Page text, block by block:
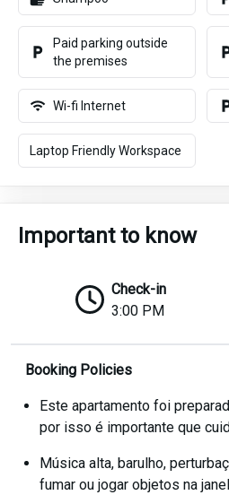
Paid parking outside
the premises
Wi-fi Internet
Laptop Friendly Workspace
Important to know
Check-in
3:00 PM
Booking Policies
Este apartamento foi
por isso é importante que
Música alta, barulho,
fumar ou jogar objetos na